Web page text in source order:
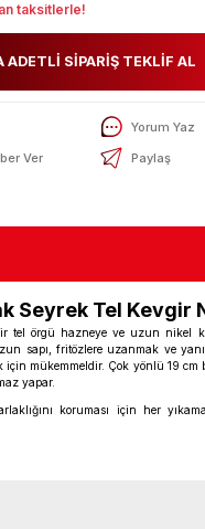
taksitlerle!
ADETLİ SİPARİŞ TEKLİF AL
Yorum Yaz
Ver
Paylaş
Seyrek Tel Kevgir
tel örgü hazneye ve uzun nikel
sapı, fritözlere uzanmak ve
için mükemmeldir. Çok yönlü 19
yapar.
koruması için her